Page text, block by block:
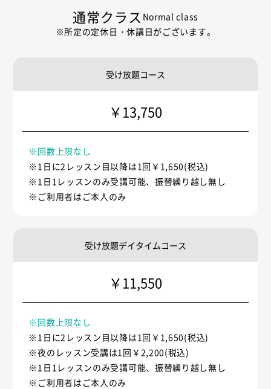
通常クラス Normal class
※所定の定休日・休講日がございます。
受け放題コース
￥13,750
※回数上限なし
※1日に2レッスン目以降は1回￥1,650(税込)
※1日1レッスンのみ受講可能、振替繰り越し無し
※ご利用者はご本人のみ
受け放題デイタイムコース
￥11,550
※回数上限なし
※1日に2レッスン目以降は1回￥1,650(税込)
※夜のレッスン受講は1回￥2,200(税込)
※1日1レッスンのみ受講可能、振替繰り越し無し
※ご利用者はご本人のみ